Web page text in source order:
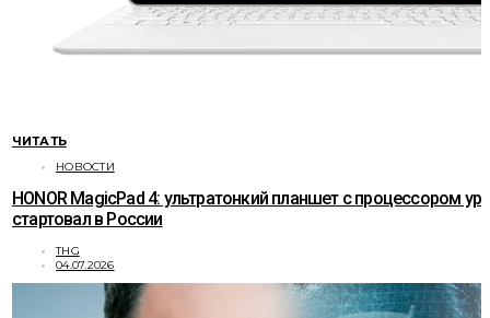
ЧИТАТЬ
НОВОСТИ
HONOR MagicPad 4: ультратонкий планшет с процессором
стартовал в России
THG
04.07.2026